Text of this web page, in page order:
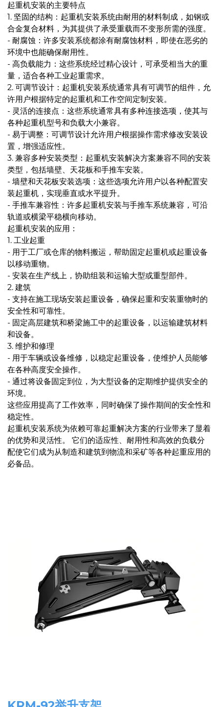
起重机安装的主要特点
1. 坚固的结构：起重机安装系统由耐用的材料制成，如钢或
合金复合材料，为其提供了承受重载而不变形所需的强度。
- 耐腐蚀：许多安装系统都涂有耐腐蚀材料，即使在恶劣的
环境中也能确保耐用性。
- 高负载能力：这些系统经过精心设计，可承受相当大的重
量，适合各种工业起重需求。
2. 可调节设计：起重机安装系统通常具有可调节的组件，允
许用户根据特定的起重机和工作空间定制安装。
- 灵活的连接点：这些系统通常具有多种连接选项，使其与
各种起重机型号和负载大小兼容。
- 易于调整：可调节设计允许用户根据操作需求修改安装设
置，增强适应性。
3. 兼容多种安装类型：起重机安装解决方案兼容不同的安装
类型，包括墙壁、天花板和手推车安装。
- 墙壁和天花板安装选项：这些选项允许用户以各种配置安
装起重机，实现垂直或水平提升。
- 手推车兼容性：许多起重机安装与手推车系统兼容，可沿
轨道或横梁平稳横向移动。
起重机安装的应用：
1. 工业起重
- 用于工厂或仓库的物料搬运，帮助固定起重机或起重设备
以移动重物。
- 安装在生产线上，协助组装和运输大型或重型部件。
2. 建筑
- 支持在施工现场安装起重设备，确保起重和安装重物时的
安全性和可靠性。
- 固定高层建筑和桥梁施工中的起重设备，以运输建筑材料
和设备。
3. 维护和修理
- 用于车辆或设备维修，以稳定起重设备，使维护人员能够
在各种高度安全操作。
- 通过将设备固定到位，为大型设备的定期维护提供安全的
环境。
这些应用提高了工作效率，同时确保了操作期间的安全性和
稳定性。
起重机安装系统为依赖可靠起重解决方案的行业带来了显着
的优势和灵活性。 它们的适应性、耐用性和高效的负载分
配使它们成为从制造和建筑到物流和采矿等各种起重应用的
必备品。